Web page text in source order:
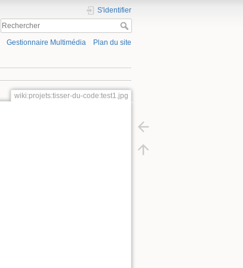
S'identifier
Gestionnaire Multimédia Plan du site
wiki:projets:tisser-du-code:test1.jpg